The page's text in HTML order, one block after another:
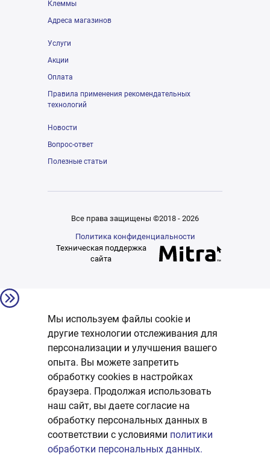
Клеммы
Адреса магазинов
Услуги
Акции
Оплата
Правила применения рекомендательных
технологий
Новости
Вопрос-ответ
Полезные статьи
Все права защищены ©2018 - 2026
Политика конфиденциальности
Техническая поддержка
сайта
Мы используем файлы cookie и
другие технологии отслеживания для
персонализации и улучшения вашего
опыта. Вы можете запретить
обработку сookies в настройках
браузера. Продолжая использовать
наш сайт, вы даете согласие на
обработку персональных данных в
соответствии с условиями политики
обработки персональных данных.